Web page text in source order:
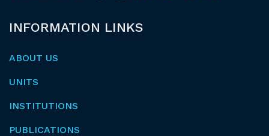
INFORMATION LINKS
ABOUT US
UNITS
INSTITUTIONS
PUBLICATIONS